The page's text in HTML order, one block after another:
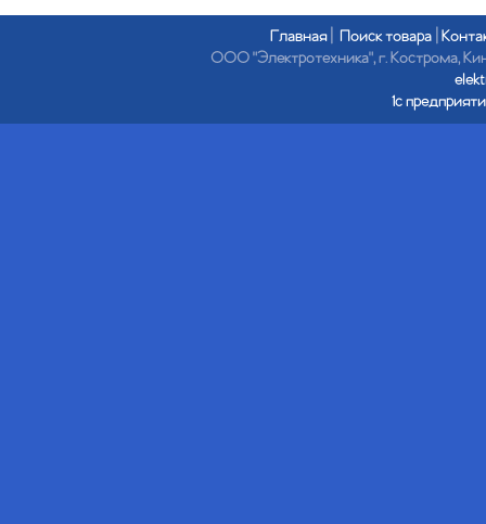
Главная| Поиск товара
ООО "Электротехника", г. Кострома,
1с